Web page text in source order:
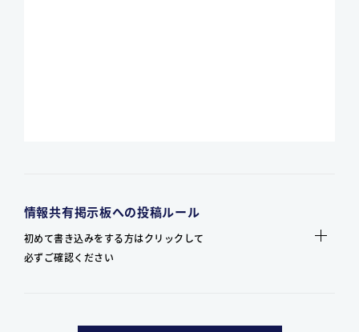
情報共有掲示板への投稿ルール
初めて書き込みをする方はクリックして
必ずご確認ください